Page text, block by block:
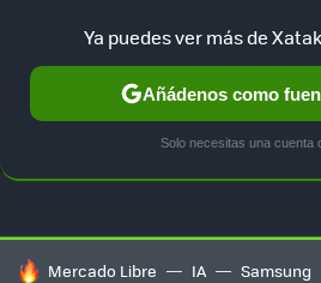
GUÍA DE COMPRAS
HOY SE HABLA DE
Mercado Libre IA Samsung
Ya puedes ver más de
Añádenos como
Solo necesitas una cuenta